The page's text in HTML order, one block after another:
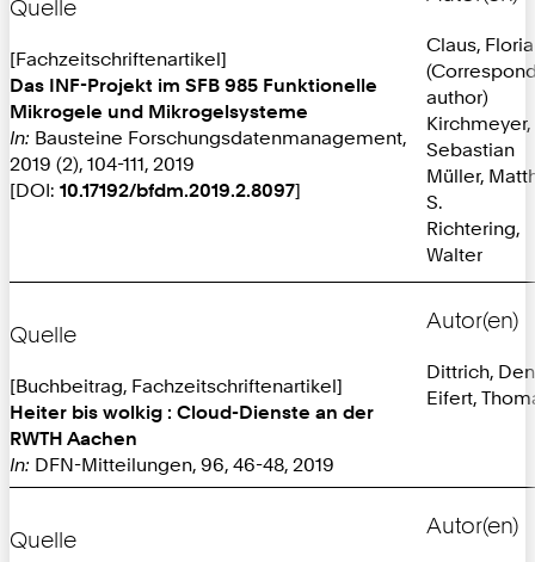
Quelle
[Fachzeitschriftenartikel]
Das INF-Projekt im SFB 985 Funktionelle
Mikrogele und Mikrogelsysteme
In: Bausteine Forschungsdatenmanagement,
2019 (2), 104-111, 2019
[DOI: 10.17192/bfdm.2019.2.8097]
Claus,
author)
Kirchmeyer,
Sebastian
Müller,
S.
Richtering,
Walter
Quelle
[Buchbeitrag, Fachzeitschriftenartikel]
Heiter bis wolkig : Cloud-Dienste an der
RWTH Aachen
In: DFN-Mitteilungen, 96, 46-48, 2019
Autor(en)
Dittrich,
Eifert,
Quelle
Autor(en)